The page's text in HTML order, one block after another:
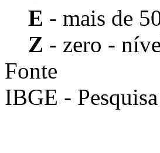
E - mais de
Z - zero -
Fonte
IBGE -